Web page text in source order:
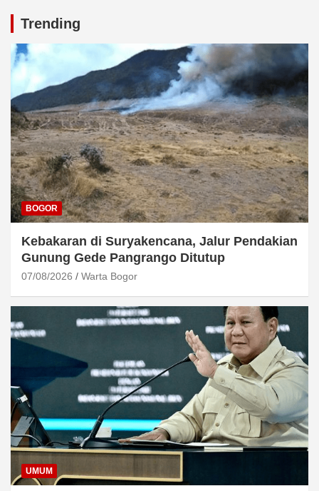
Trending
BOGOR
Kebakaran di Suryakencana, Jalur Pendakian
Gunung Gede Pangrango Ditutup
07/08/2026 Warta Bogor
UMUM